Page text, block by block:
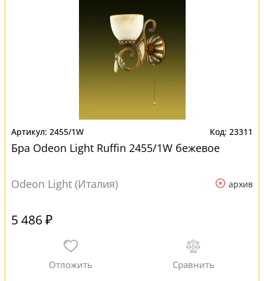
2455/1W 23311
Бра Odeon Light Ruffin 2455/1W бежевое
Odeon Light (Италия) архив
5 486 ₽